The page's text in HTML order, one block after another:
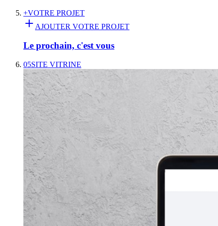
+VOTRE PROJET
AJOUTER VOTRE PROJET
Le prochain, c'est vous
05SITE VITRINE